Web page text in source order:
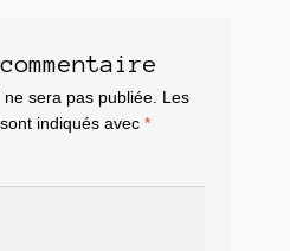
sera pas publiée.
Les
indiqués avec *